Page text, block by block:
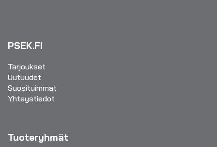
PSEK.FI
Tarjoukset
Uutuudet
Suosituimmat
Yhteystiedot
Tuoteryhmät